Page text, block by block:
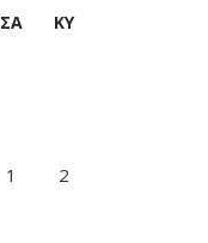
ΣΑ ΚΥ
1 2